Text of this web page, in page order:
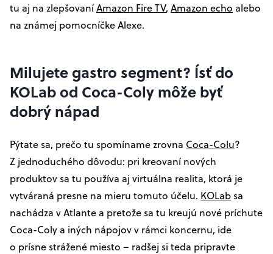
tu aj na zlepšovaníAmazon Fire TV, Amazon echo alebo
na známej pomocníčke Alexe.
Milujete gastro segment? Ísť do
KOLab od Coca-Coly môže byť
dobrý nápad
Pýtate sa, prečo tu spomíname zrovna Coca-Colu?
Z jednoduchého dôvodu: pri kreovaní nových
produktov sa tu používa aj virtuálna realita, ktorá je
vytváraná presne na mieru tomuto účelu. KOLab sa
nachádza v Atlante a pretože sa tu kreujú nové príchute
Coca-Coly a iných nápojov v rámci koncernu, ide
o prísne strážené miesto – radšej si teda pripravte